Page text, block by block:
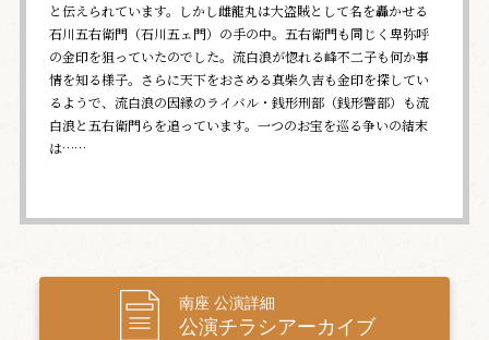
と伝えられています。しかし雌龍丸は大盗賊として名を轟かせる
石川五右衛門（石川五ェ門）の手の中。五右衛門も同じく卑弥呼
の金印を狙っていたのでした。流白浪が惚れる峰不二子も何か事
情を知る様子。さらに天下をおさめる真柴久吉も金印を探してい
るようで、流白浪の因縁のライバル・銭形刑部（銭形警部）も流
白浪と五右衛門らを追っています。一つのお宝を巡る争いの結末
は……
南座 公演詳細
公演チラシアーカイブ